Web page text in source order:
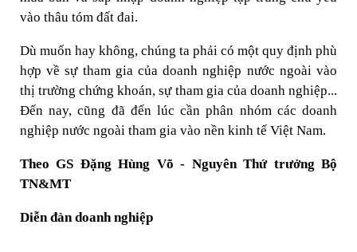
vào thâu tóm đất đai.
Dù muốn hay không, chúng ta phải có một quy định phù
hợp về sự tham gia của doanh nghiệp nước ngoài vào
thị trường chứng khoán, sự tham gia của doanh nghiệp...
Đến nay, cũng đã đến lúc cần phân nhóm các doanh
nghiệp nước ngoài tham gia vào nền kinh tế Việt Nam.
Theo GS Đặng Hùng Võ - Nguyên Thứ trưởng Bộ
TN&MT
Diễn đàn doanh nghiệp